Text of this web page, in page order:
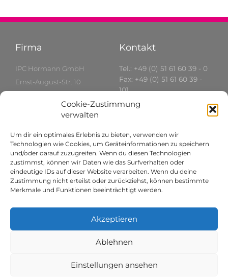
Cookie-Zustimmung
verwalten
Um dir ein optimales Erlebnis zu bieten, verwenden wir
Technologien wie Cookies, um Geräteinformationen zu speichern
und/oder darauf zuzugreifen. Wenn du diesen Technologien
zustimmst, können wir Daten wie das Surfverhalten oder
eindeutige IDs auf dieser Website verarbeiten. Wenn du deine
Zustimmung nicht erteilst oder zurückziehst, können bestimmte
Merkmale und Funktionen beeinträchtigt werden.
Akzeptieren
Ablehnen
Einstellungen ansehen
Firma
IPC Hormann GmbH
Ernst-August-Str. 10
Kontakt
Tel.: +49 (0) 51 61 60 39 - 0
Fax: +49 (0) 51 61 60 39 -
101
ipc[at]ipc-hormann.com
International
Asien:
Telefon: +84 8 38262788
vietnam[at]ipc-
Russland:
+7 499 5190319
director[at]ipc-
shishevilova[at]gmail.com
Rechtliches
Datenschutz
Impressum
AGBs